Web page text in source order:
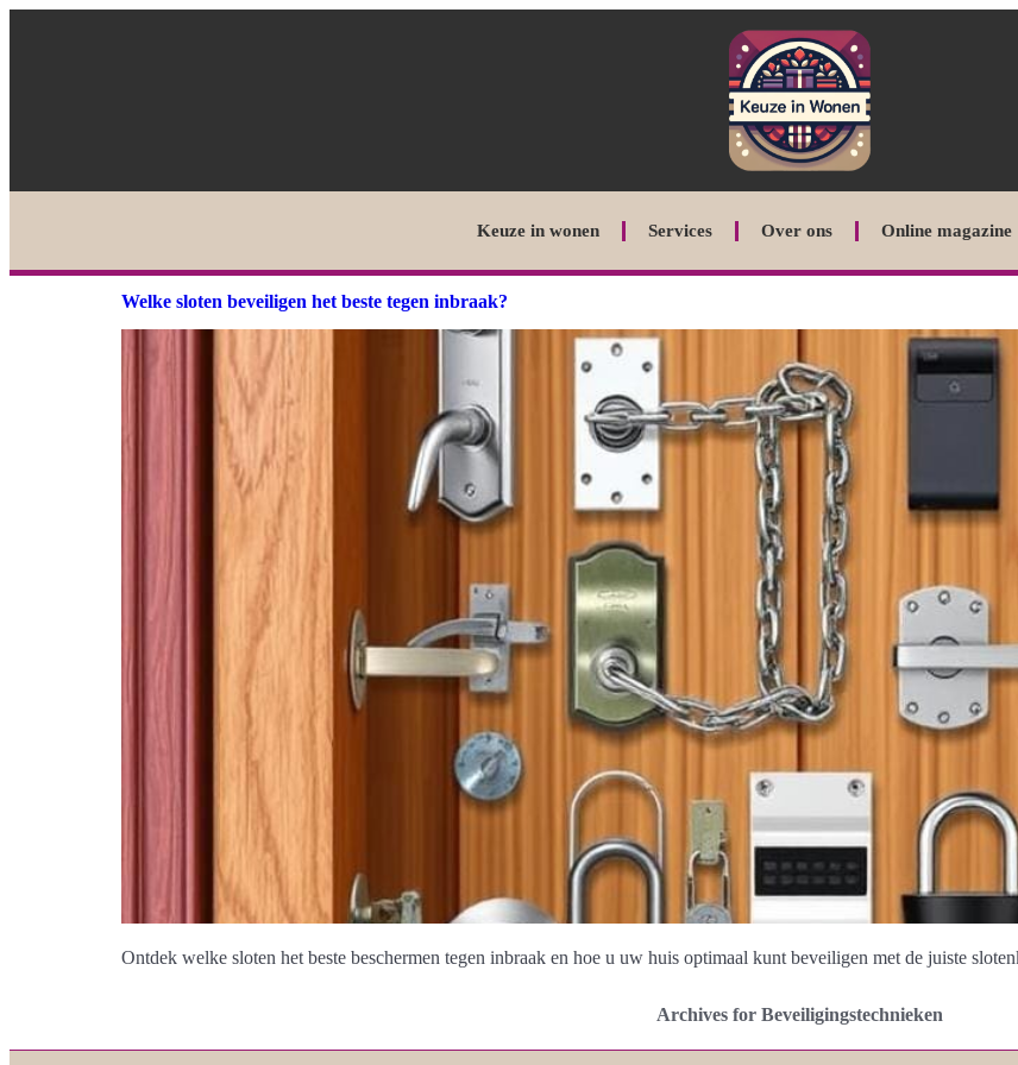
Keuze in wonen Services Over ons Online magazine
Welke sloten beveiligen het beste tegen inbraak?
Ontdek welke sloten het beste beschermen tegen inbraak en hoe u uw huis optimaal kunt beveiligen met de juiste
Archives for Beveiligingstechnieken